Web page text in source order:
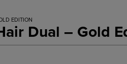
EDITION
Dual – Gold